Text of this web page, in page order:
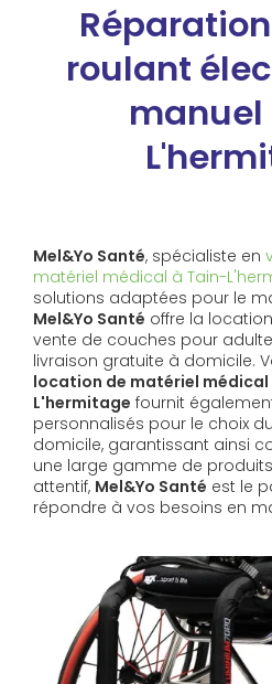
roulant
manuel
Mel&Yo Santé, spécialiste en
matériel médical à Tain-
solutions adaptées pour le
Mel&Yo Santé offre la
vente de couches pour
livraison gratuite à domicile.
location de matériel médical
L'hermitage fournit
personnalisés pour le choix
domicile, garantissant ainsi
une large gamme de
attentif, Mel&Yo Santé est le
répondre à vos besoins en